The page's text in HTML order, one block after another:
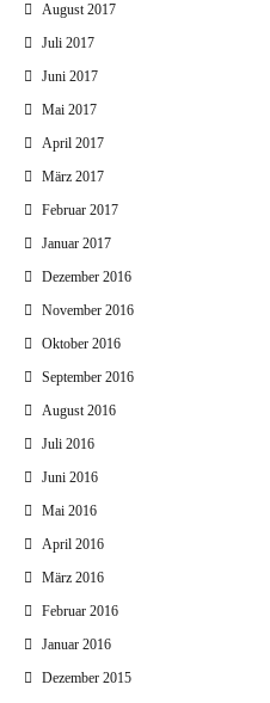
August 2017
Juli 2017
Juni 2017
Mai 2017
April 2017
März 2017
Februar 2017
Januar 2017
Dezember 2016
November 2016
Oktober 2016
September 2016
August 2016
Juli 2016
Juni 2016
Mai 2016
April 2016
März 2016
Februar 2016
Januar 2016
Dezember 2015